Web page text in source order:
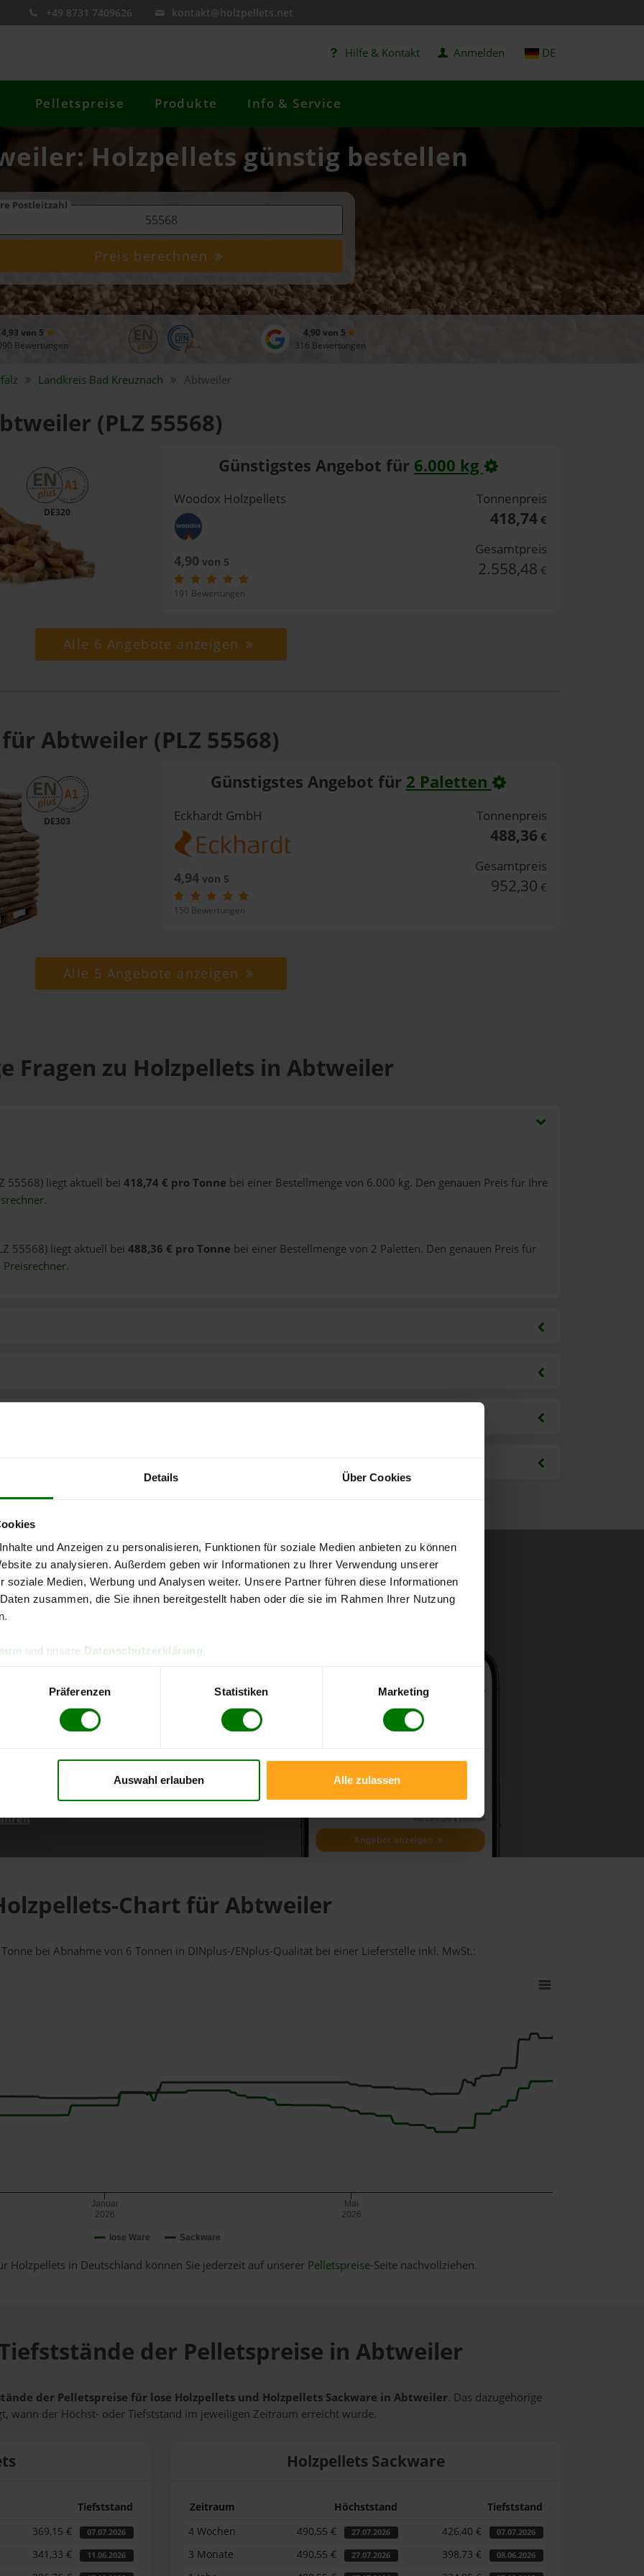
Details Über Cookies
und Anzeigen zu personalisieren, Funktionen für soziale Medien anbieten zu können
zu analysieren. Außerdem geben wir Informationen zu Ihrer Verwendung unserer
soziale Medien, Werbung und Analysen weiter. Unsere Partner führen diese Informationen
zusammen, die Sie ihnen bereitgestellt haben oder die sie im Rahmen Ihrer Nutzung
und unsere Datenschutzerklärung
Präferenzen Statistiken Marketing
Auswahl erlauben Alle zulassen
+49 8731 7409626 kontakt@holzpellets.net
Hilfe & Kontakt Anmelden DE
Pelletspreise Produkte Info & Service
Holzpellets günstig bestellen
Postleitzahl
Preis berechnen
4,93 von 5
Bewertungen
4,90 von 5
316 Bewertungen
Landkreis Bad Kreuznach Abtweiler
(PLZ 55568)
DE320
Günstigstes Angebot für 6.000 kg
Woodox Holzpellets
4,90 von 5
191 Bewertungen
Tonnenpreis
418,74€
Gesamtpreis
2.558,48 €
Alle 6 Angebote anzeigen
Abtweiler (PLZ 55568)
DE303
Günstigstes Angebot für 2 Paletten
Eckhardt GmbH
4,94von 5
150 Bewertungen
Tonnenpreis
488,36 €
Gesamtpreis
952,30 €
Alle 5 Angebote anzeigen
Fragen zu Holzpellets in Abtweiler
55568) liegt aktuell bei 418,74 € pro Tonne bei einer Bestellmenge von 6.000 kg. Den genauen Preis für Ihre
.
55568) liegt aktuell bei 488,36 € pro Tonne bei einer Bestellmenge von 2 Paletten. Den genauen Preis für
Preisrechner.
kostenlose
direkt online bestellen
aktuellen Stand
Chart für Abtweiler
bei Abnahmevon 6 Tonnen in DINplus-/ENplus-Qualität bei einer Lieferstelle inkl. MwSt.:
lose Ware Sackware
Januar
2026
Mai
2026
Holzpellets in Deutschland können Sie jederzeit auf unserer Pelletspreise-Seite nachvollziehen.
der Pelletspreise in Abtweiler
der Pelletspreise für lose Holzpellets und Holzpellets Sackware in Abtweiler. Das dazugehörige
wann der Höchst- oder Tiefststand im jeweiligen Zeitraum erreicht wurde.
Tiefststand
369,15 € 07.07.2026
341,33 € 11.06.2026
Holzpellets Sackware
Zeitraum Höchststand
Tiefststand
4 Wochen
490,55 € 27.07.2026 426,40 € 07.07.2026
3 Monate 490,55 € 27.07.2026 398,73 € 08.06.2026